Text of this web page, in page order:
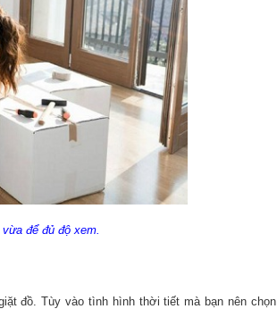
để đủ độ xem.
đồ. Tùy vào tình hình thời tiết mà bạn nên chọn